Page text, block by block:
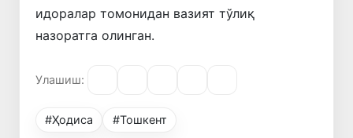
идоралар томонидан вазият тўлиқ
назоратга олинган.
Улашиш:
#Ҳодиса #Тошкент